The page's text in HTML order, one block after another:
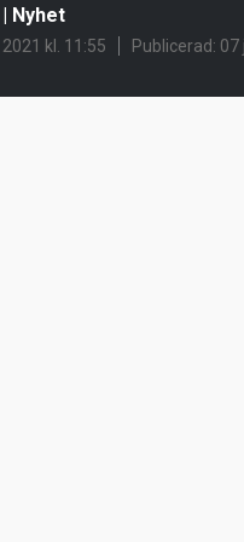
| Nyhet
kl. 11:55 Publicerad: 07